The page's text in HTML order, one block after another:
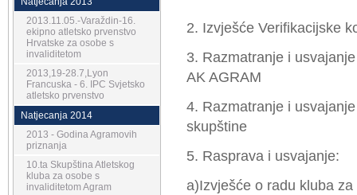
2. Izvješće Verifikacijske
3. Razmatranje i
AK AGRAM
4. Razmatranje i
skupštine
5. Rasprava i usvajanje:
a)Izvješće o radu kluba
2013.11.05.-Varaždin-16.
ekipno atletsko prvenstvo
Hrvatske za osobe s
invaliditetom
2013,19-28.7,Lyon
Francuska - 6. IPC Svjetsko
atletsko prvenstvo
Natjecanja 2014
2013 - Godina Agramovih
priznanja
10.ta Skupština Atletskog
kluba za osobe s
invaliditetom Agram